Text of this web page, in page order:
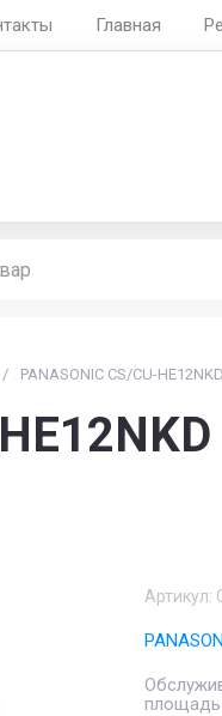
Главная
/ PANASONIC CS/CU-
Артикул:
площадь